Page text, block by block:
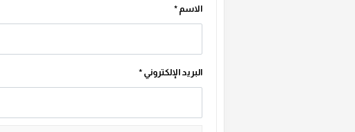
الاسم*
البريد الإلكتروني*